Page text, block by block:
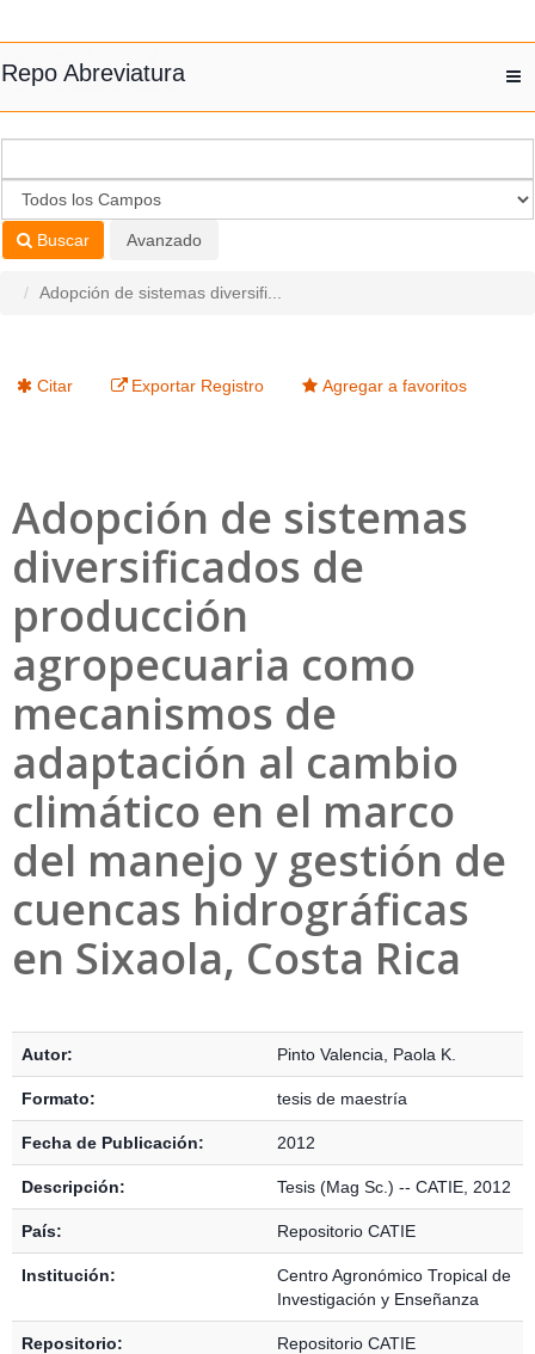
Repo Abreviatura
Buscar Avanzado
Adopción de sistemas diversifi...
Citar Exportar Registro Agregar a favoritos
Adopción de sistemas
diversificados de
producción
agropecuaria como
mecanismos de
adaptación al cambio
climático en el marco
del manejo y gestión de
cuencas hidrográficas
en Sixaola, Costa Rica
Autor: Pinto Valencia, Paola K.
Formato: tesis de maestría
Fecha de Publicación: 2012
Descripción: Tesis (Mag Sc.) -- CATIE, 2012
País: Repositorio CATIE
Institución:
Centro Agronómico Tropical de
Investigación y Enseñanza
Repositorio: Repositorio CATIE